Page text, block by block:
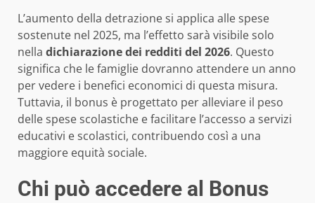
L’aumento della detrazione si applica alle spese
sostenute nel 2025, ma l’effetto sarà visibile solo
nella dichiarazione dei redditi del 2026. Questo
significa che le famiglie dovranno attendere un anno
per vedere i benefici economici di questa misura.
Tuttavia, il bonus è progettato per alleviare il peso
delle spese scolastiche e facilitare l’accesso a servizi
educativi e scolastici, contribuendo così a una
maggiore equità sociale.
Chi può accedere al Bonus